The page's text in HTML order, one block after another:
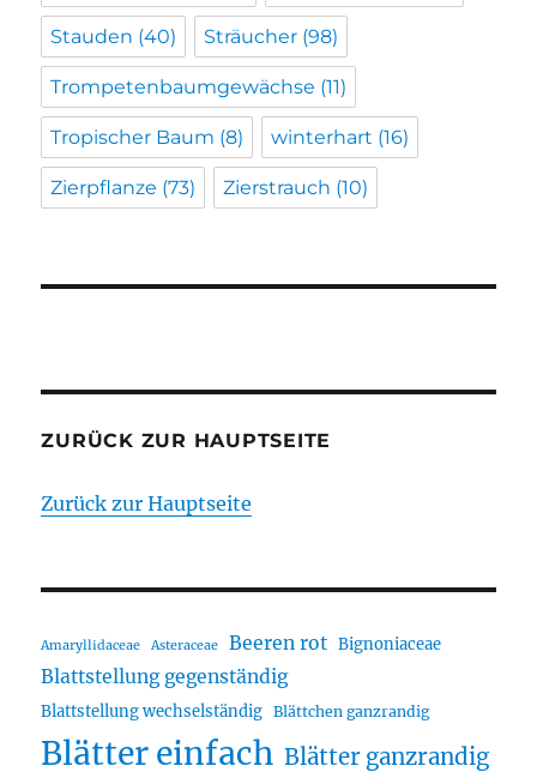
Stauden (40) Sträucher (98)
Trompetenbaumgewächse (11)
Tropischer Baum (8) winterhart (16)
Zierpflanze (73) Zierstrauch (10)
ZURÜCK ZUR HAUPTSEITE
Zurück zur Hauptseite
Amaryllidaceae Asteraceae Beeren rot Bignoniaceae
Blattstellung gegenständig
Blattstellung wechselständig Blättchen ganzrandig
Blätter einfach Blätter ganzrandig